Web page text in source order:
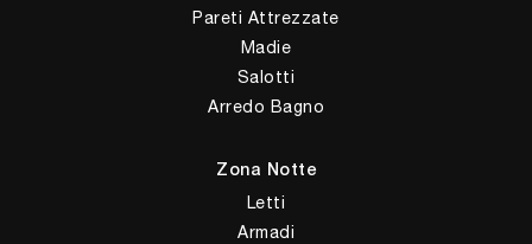
Pareti Attrezzate
Madie
Salotti
Arredo Bagno
Zona Notte
Letti
Armadi